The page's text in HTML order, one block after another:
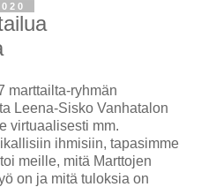
marttailta-ryhmän
Leena-Sisko Vanhatalon
virtuaalisesti mm.
ihmisiin, tapasimme
meille, mitä Marttojen
on ja mitä tuloksia on